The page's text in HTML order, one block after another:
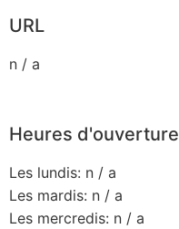
URL
n / a
Heures d'ouverture
Les lundis: n / a
Les mardis: n / a
Les mercredis: n / a